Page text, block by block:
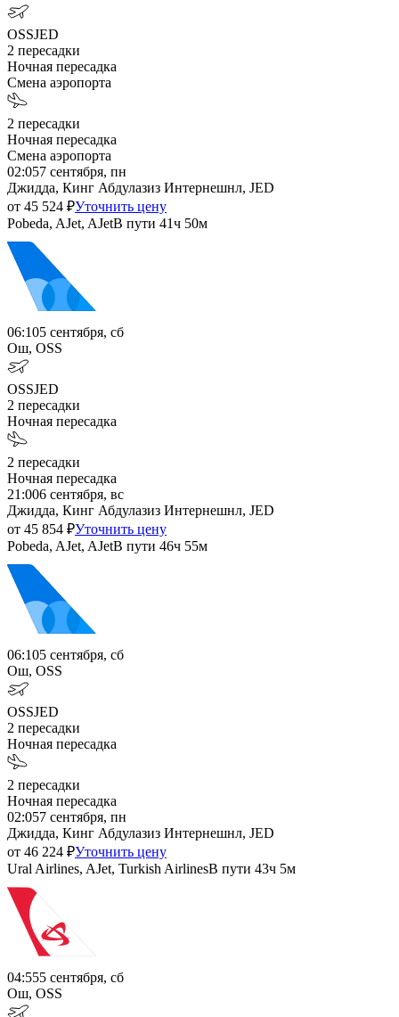
OSSJED
2 пересадки
Ночная пересадка
Смена аэропорта
2 пересадки
Ночная пересадка
Смена аэропорта
02:057 сентября, пн
Джидда, Кинг Абдулазиз Интернешнл, JED
от 45 524 ₽Уточнить цену
Pobeda, AJet, AJetВ пути 41ч 50м
06:105 сентября, сб
Ош, OSS
OSSJED
2 пересадки
Ночная пересадка
2 пересадки
Ночная пересадка
21:006 сентября, вс
Джидда, Кинг Абдулазиз Интернешнл, JED
от 45 854 ₽Уточнить цену
Pobeda, AJet, AJetВ пути 46ч 55м
06:105 сентября, сб
Ош, OSS
OSSJED
2 пересадки
Ночная пересадка
2 пересадки
Ночная пересадка
02:057 сентября, пн
Джидда, Кинг Абдулазиз Интернешнл, JED
от 46 224 ₽Уточнить цену
Ural Airlines, AJet, Turkish AirlinesВ пути 43ч 5м
04:555 сентября, сб
Ош, OSS